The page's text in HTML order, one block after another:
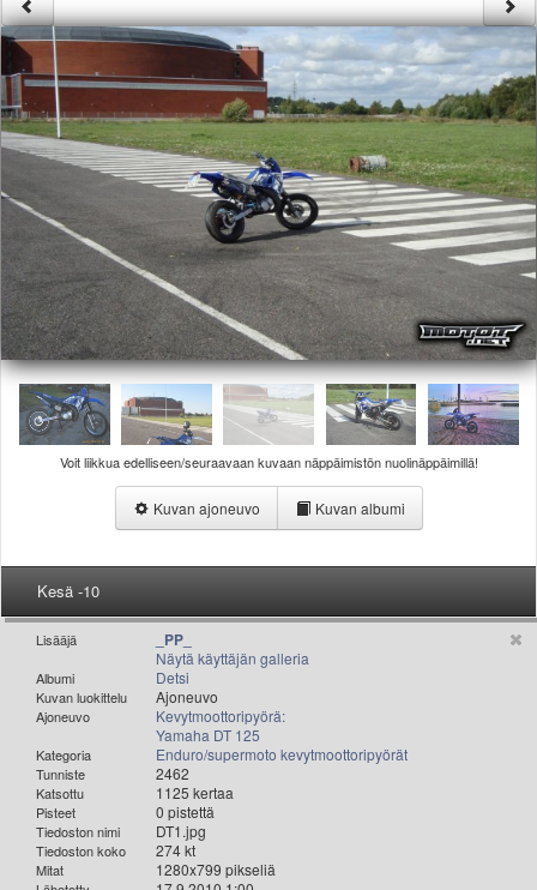
Säännöt ja ohjeet
Uudet ajoneuvot
Uudet kuvat
Uudet videot
Uudet kommentit
MYYDÄÄN
Ohjeet
Ajoneuvot
Osat
TIETOPANKKI
TAPAHTUMAT
MP15 kuvia
MP14 kuvia
MP13 kuvia
ACS 2015 kuvia
Lisää uusi tapahtuma
Turun sää
Kuopion sää
Rovaniemen sää
MUUT
VIP-jäsenyys
Paidat ja vaatteet
Suunnittele oma paita
Mainostus
Voit liikkua edelliseen/seuraavaan kuvaan näppäimistön nuolinäppäimillä!
Kuvan ajoneuvo Kuvan albumi
Kesä -10
Lisääjä _PP_
Näytä käyttäjän galleria
Albumi Detsi
Kuvan luokittelu Ajoneuvo
Ajoneuvo
Kevytmoottoripyörä:
Yamaha DT 125
Kategoria Enduro/supermoto kevytmoottoripyörät
Tunniste 2462
Katsottu 1125 kertaa
Pisteet 0 pistettä
Tiedoston nimi DT1.jpg
Tiedoston koko 274 kt
Mitat 1280x799 pikseliä